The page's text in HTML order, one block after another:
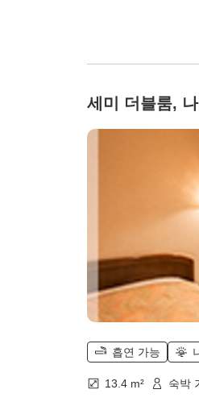
세미 더블룸,
흡연 가능
13.4 m² 숙박